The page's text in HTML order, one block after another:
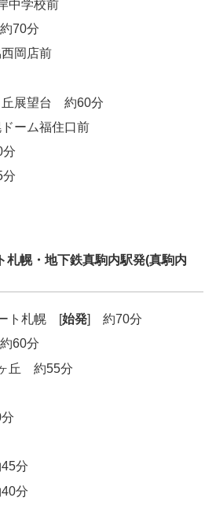
中学校前
70分
岡店前
丘展望台 約60分
ーム福住口前
札幌・地下鉄真駒内駅発(真駒内
ト札幌 [始発] 約70分
60分
丘 約55分
分
分